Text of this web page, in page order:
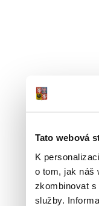
Tato webová
K
o tom, jak náš
zkombinovat
služby.